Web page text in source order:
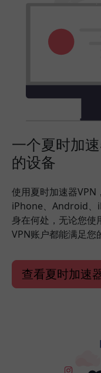
一个夏时加
的设备
使用夏时加速器VPN
iPhone、Android、
身在何处，无论您使
VPN账户都能满足您
查看夏时加速